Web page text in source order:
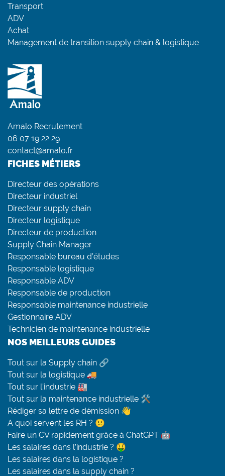
Transport
ADV
Achat
Management de transition supply chain & logistique
Amalo Recrutement
06 07 19 22 29
contact@amalo.fr
FICHES MÉTIERS
Directeur des opérations
Directeur industriel
Directeur supply chain
Directeur logistique
Directeur de production
Supply Chain Manager
Responsable bureau d’études
Responsable logistique
Responsable ADV
Responsable de production
Responsable maintenance industrielle
Gestionnaire ADV
Technicien de maintenance industrielle
NOS MEILLEURS GUIDES
Tout sur la Supply chain 🔗
Tout sur la logistique 🚚
Tout sur l’industrie 🏭
Tout sur la maintenance industrielle 🛠
Rédiger sa lettre de démission 👋
A quoi servent les RH ? 😕
Faire un CV rapidement grâce à ChatGPT 🤖
Les salaires dans l’industrie ? 🤑
Les salaires dans la logistique ?
Les salaires dans la supply chain ?